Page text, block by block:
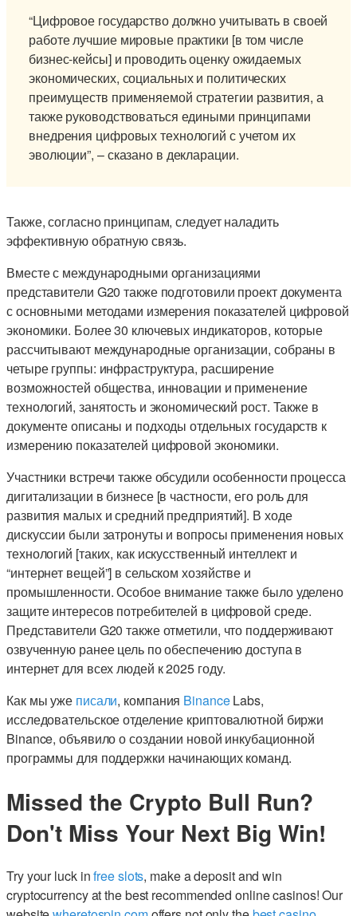
“Цифровое государство должно учитывать в своей
работе лучшие мировые практики [в том числе
бизнес-кейсы] и проводить оценку ожидаемых
экономических, социальных и политических
преимуществ применяемой стратегии развития, а
также руководствоваться едиными принципами
внедрения цифровых технологий с учетом их
эволюции”, – сказано в декларации.
Также, согласно принципам, следует наладить
эффективную обратную связь.
Вместе с международными организациями
представители G20 также подготовили проект документа
с основными методами измерения показателей цифровой
экономики. Более 30 ключевых индикаторов, которые
рассчитывают международные организации, собраны в
четыре группы: инфраструктура, расширение
возможностей общества, инновации и применение
технологий, занятость и экономический рост. Также в
документе описаны и подходы отдельных государств к
измерению показателей цифровой экономики.
Участники встречи также обсудили особенности процесса
дигитализации в бизнесе [в частности, его роль для
развития малых и средний предприятий]. В ходе
дискуссии были затронуты и вопросы применения новых
технологий [таких, как искусственный интеллект и
“интернет вещей”] в сельском хозяйстве и
промышленности. Особое внимание также было уделено
защите интересов потребителей в цифровой среде.
Представители G20 также отметили, что поддерживают
озвученную ранее цель по обеспечению доступа в
интернет для всех людей к 2025 году.
Как мы уже писали, компания BinanceLabs,
исследовательское отделение криптовалютной биржи
Binance, объявило о создании новой инкубационной
программы для поддержки начинающих команд.
Missed the Crypto Bull Run?
Don't Miss Your Next Big Win!
Try your luck infree slots, make a deposit and win
cryptocurrency at the best recommended online casinos! Our